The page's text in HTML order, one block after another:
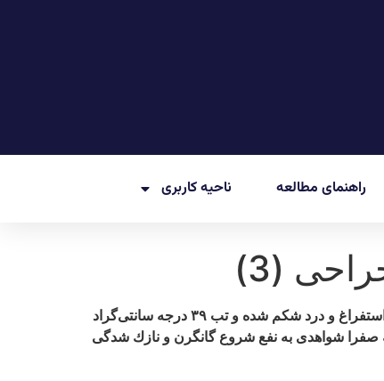
راهنمای مطالعه ناحیه کاربری
آقاى ۸۱ ساله با سابقه نارسايى قلبى، به دليل شكستگى لگن در آى.سى.يو بسترى مى‏باشد. بيمار از ۳۶ ساعت قبل، دچار تهوع، استفراغ و درد شكم شده و تب ۳۹ درجه سانتى‏‌گراد
صفرا شواهدى به نفع شروع گانگرن و نازك‏ شدگى